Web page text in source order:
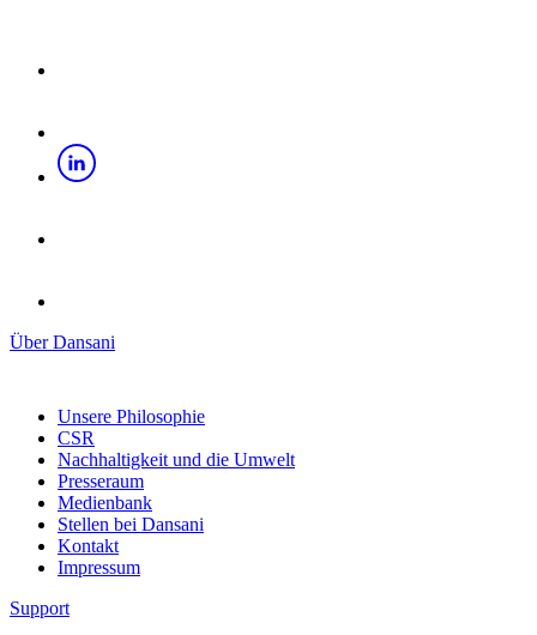
Über Dansani
Unsere Philosophie
CSR
Nachhaltigkeit und die Umwelt
Presseraum
Medienbank
Stellen bei Dansani
Kontakt
Impressum
Support